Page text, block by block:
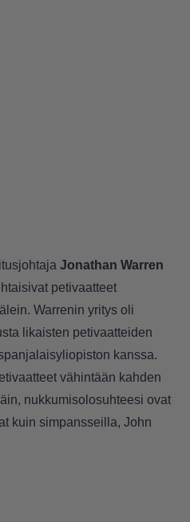
Jonathan Warren
petivaatteet
Warrenin yritys oli
likaisten petivaatteiden
kanssa.
vähintään kahden
nukkumisolosuhteesi ovat
kuin simpansseilla, John